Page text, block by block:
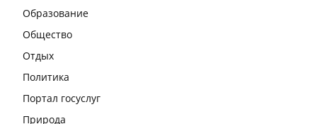
Образование
Общество
Отдых
Политика
Портал госуслуг
Природа